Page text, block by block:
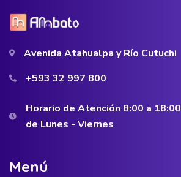
Avenida Atahualpa y Río Cutuchi
+593 32 997 800
Horario de Atención 8:00 a 18:00
de Lunes - Viernes
Menú